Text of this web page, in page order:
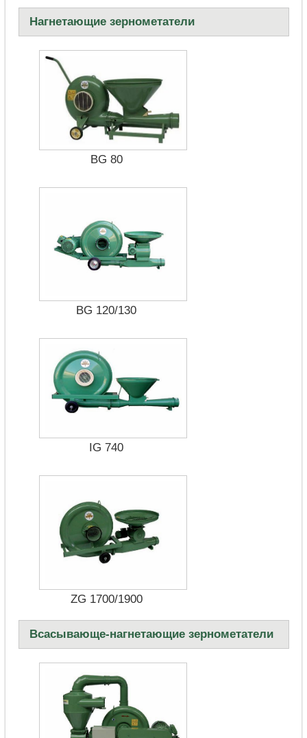
Нагнетающие зернометатели
BG 80
BG 120/130
IG 740
ZG 1700/1900
Всасывающе-нагнетающие зернометатели